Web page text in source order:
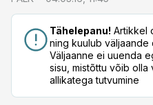
Tähelepanu! Artikkel
ning kuulub väljaande
Väljaanne ei uuenda
sisu, mistõttu võib olla
allikatega tutvumine